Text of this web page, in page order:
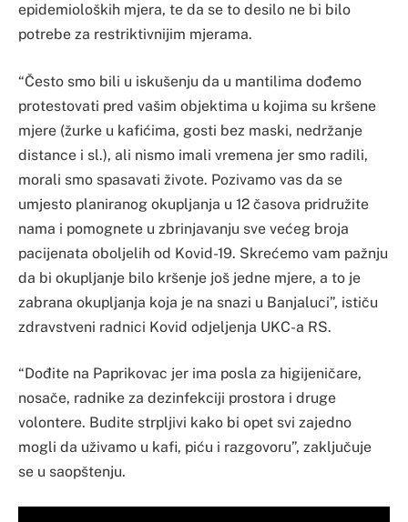
epidemioloških mjera, te da se to desilo ne bi bilo
potrebe za restriktivnijim mjerama.
“Često smo bili u iskušenju da u mantilima dođemo
protestovati pred vašim objektima u kojima su kršene
mjere (žurke u kafićima, gosti bez maski, nedržanje
distance i sl.), ali nismo imali vremena jer smo radili,
morali smo spasavati živote. Pozivamo vas da se
umjesto planiranog okupljanja u 12 časova pridružite
nama i pomognete u zbrinjavanju sve većeg broja
pacijenata oboljelih od Kovid-19. Skrećemo vam pažnju
da bi okupljanje bilo kršenje još jedne mjere, a to je
zabrana okupljanja koja je na snazi u Banjaluci”, ističu
zdravstveni radnici Kovid odjeljenja UKC-a RS.
“Dođite na Paprikovac jer ima posla za higijeničare,
nosače, radnike za dezinfekciji prostora i druge
volontere. Budite strpljivi kako bi opet svi zajedno
mogli da uživamo u kafi, piću i razgovoru”, zaključuje
se u saopštenju.